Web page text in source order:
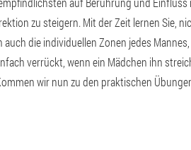
zu steigern. Mit der Zeit lernen Sie,
die individuellen Zonen jedes
verrückt, wenn ein Mädchen ihn
wir nun zu den praktischen